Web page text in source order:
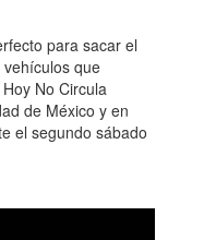
para sacar el
que
No Circula
de México y en
el segundo sábado